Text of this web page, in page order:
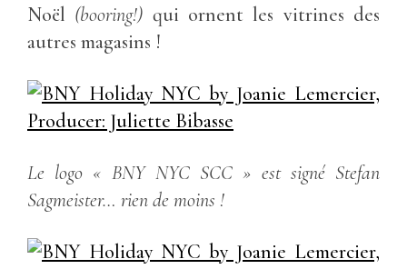
Noël (booring!) qui ornent les vitrines des
autres magasins !
Le logo « BNY NYC SCC » est signé Stefan
Sagmeister… rien de moins !